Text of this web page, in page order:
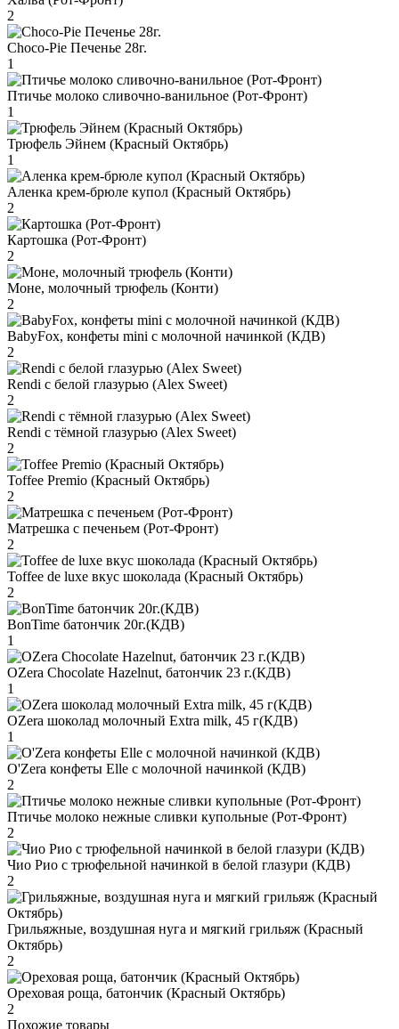
2
Choco-Pie Печенье 28г.
1
Птичье молоко сливочно-ванильное (Рот-Фронт)
1
Трюфель Эйнем (Красный Октябрь)
1
Аленка крем-брюле купол (Красный Октябрь)
2
Картошка (Рот-Фронт)
2
Моне, молочный трюфель (Конти)
2
BabyFox, конфеты mini c молочной начинкой (КДВ)
2
Rendi с белой глазурью (Alex Sweet)
2
Rendi с тёмной глазурью (Alex Sweet)
2
Toffee Premio (Красный Октябрь)
2
Матрешка с печеньем (Рот-Фронт)
2
Toffee de luxe вкус шоколада (Красный Октябрь)
2
BonTime батончик 20г.(КДВ)
1
OZera Chocolate Hazelnut, батончик 23 г.(КДВ)
1
OZera шоколад молочный Extra milk, 45 г(КДВ)
1
O'Zera конфеты Elle с молочной начинкой (КДВ)
2
Птичье молоко нежные сливки купольные (Рот-Фронт)
2
Чио Рио с трюфельной начинкой в белой глазури (КДВ)
2
Грильяжные, воздушная нуга и мягкий грильяж (Красный
Октябрь)
2
Ореховая роща, батончик (Красный Октябрь)
2
Похожие товары